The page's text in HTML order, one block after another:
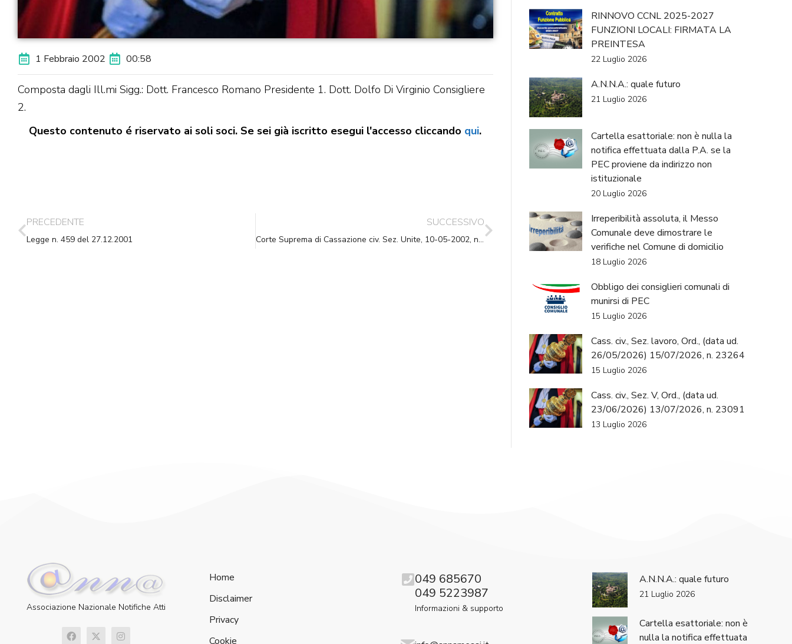
1 Febbraio 2002 00:58
Composta dagli Ill.mi Sigg.: Dott. Francesco Romano Presidente 1. Dott. Dolfo Di Virginio Consigliere
2.
Questo contenuto é riservato ai soli soci. Se sei già iscritto esegui l'accesso cliccando qui.
PRECEDENTE
Legge n. 459 del 27.12.2001
SUCCESSIVO
Corte Suprema di Cassazione civ. Sez. Unite, 10-05-2002, n. 6737
RINNOVO CCNL 2025-2027
FUNZIONI LOCALI: FIRMATA LA
PREINTESA
22 Luglio 2026
A.N.N.A.: quale futuro
21 Luglio 2026
Cartella esattoriale: non è nulla la
notifica effettuata dalla P.A. se la
PEC proviene da indirizzo non
istituzionale
20 Luglio 2026
Irreperibilità assoluta, il Messo
Comunale deve dimostrare le
verifiche nel Comune di domicilio
18 Luglio 2026
Obbligo dei consiglieri comunali di
munirsi di PEC
15 Luglio 2026
Cass. civ., Sez. lavoro, Ord., (data ud.
26/05/2026) 15/07/2026, n. 23264
15 Luglio 2026
Cass. civ., Sez. V, Ord., (data ud.
23/06/2026) 13/07/2026, n. 23091
13 Luglio 2026
Associazione Nazionale Notifiche Atti
Home
Disclaimer
Privacy
Cookie
049 685670
049 5223987
Informazioni & supporto
A.N.N.A.: quale futuro
21 Luglio 2026
Cartella esattoriale: non è
nulla la notifica effettuata